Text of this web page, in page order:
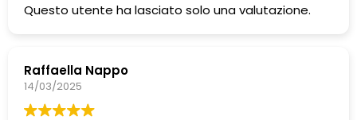
Questo utente ha lasciato solo una valutazione.
Raffaella Nappo
14/03/2025